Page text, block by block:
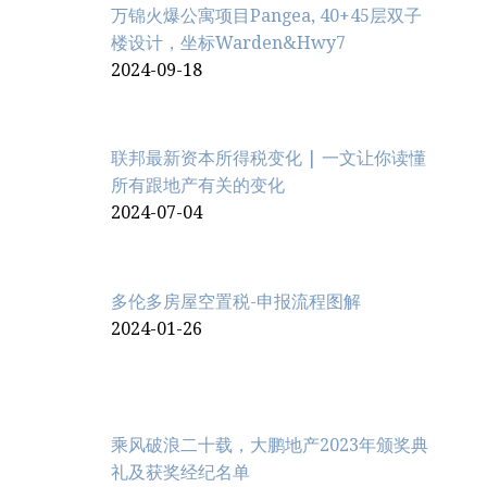
万锦火爆公寓项目Pangea, 40+45层双子
楼设计，坐标Warden&Hwy7
2024-09-18
联邦最新资本所得税变化 | 一文让你读懂
所有跟地产有关的变化
2024-07-04
多伦多房屋空置税-申报流程图解
2024-01-26
乘风破浪二十载，大鹏地产2023年颁奖典
礼及获奖经纪名单